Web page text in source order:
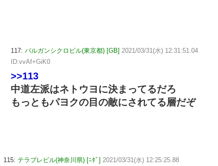
117: バルガンシクロビル(東京都) [GB] 2021/03/31(水) 12:31:51.04
ID:vvAf+GiK0
>>113
中道左派はネトウヨに決まってるだろ
もっともパヨクの目の敵にされてる層だぞ
115: テラプレビル(神奈川県) [ﾆﾀﾞ] 2021/03/31(水) 12:25:25.88